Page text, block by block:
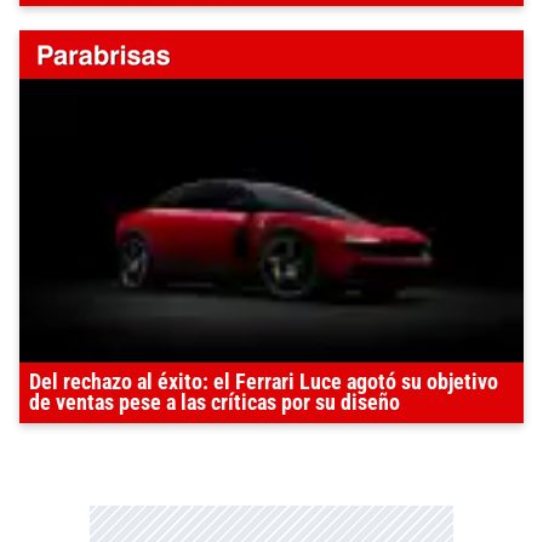
Del rechazo al éxito: el Ferrari Luce agotó su objetivo
de ventas pese a las críticas por su diseño